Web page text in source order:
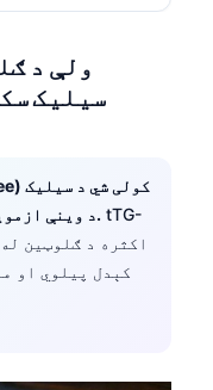
ولې د
سیلیک
د وینې ازموینه په غلط ډول نورمال ښکاره کړي. tTG-
کېدل پیلوي او